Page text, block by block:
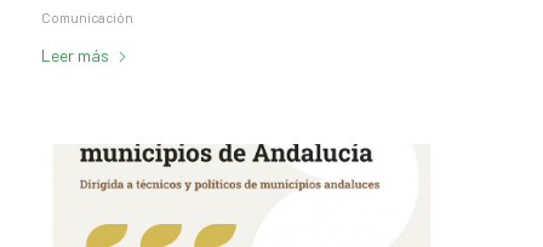
Comunicación
Leer más